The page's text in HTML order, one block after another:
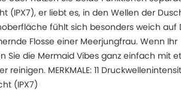
(IPX7), er liebt es, in den Wellen der
fühlt sich besonders weich auf
Flosse einer Meerjungfrau. Wenn Ihr
Sie die Mermaid Vibes ganz einfach mit
MERKMALE: 11
(IPX7)